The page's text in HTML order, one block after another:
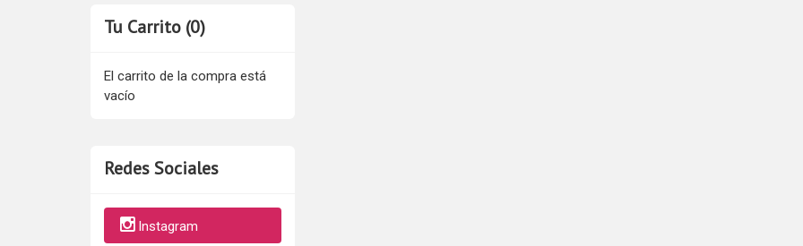
Tu Carrito (0)
El carrito de la compra está
vacío
Redes Sociales
Instagram